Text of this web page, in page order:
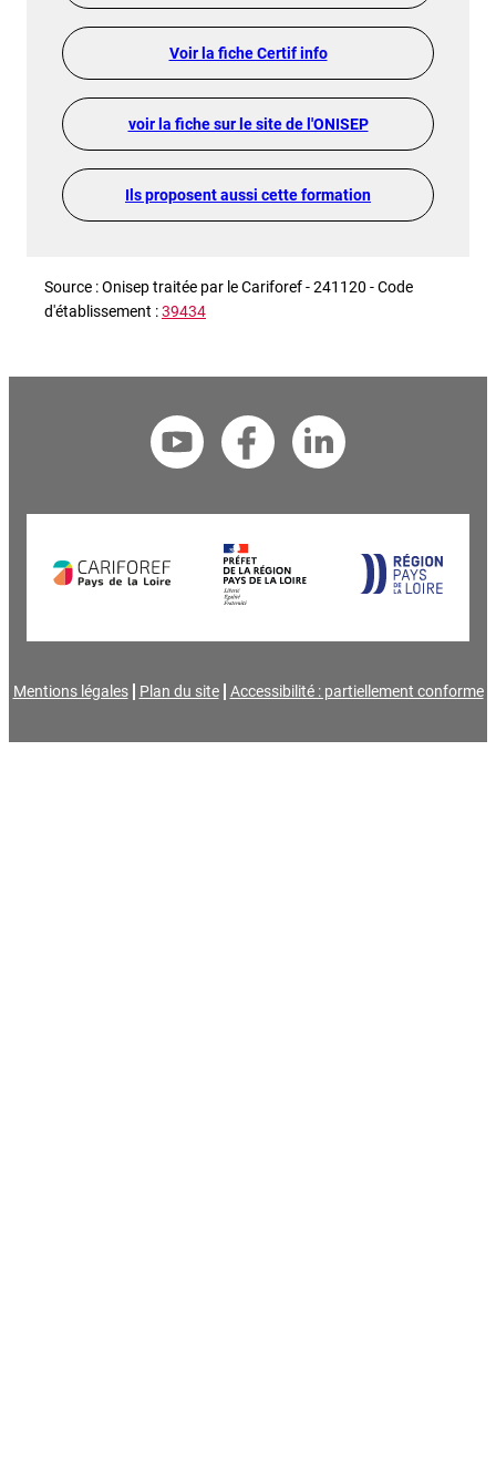
Voir la fiche Certif info
voir la fiche sur le site de l'ONISEP
Ils proposent aussi cette formation
Source : Onisep traitée par le Cariforef - 241120 - Code
d'établissement :39434
Mentions légales Plan du site Accessibilité : partiellement conforme